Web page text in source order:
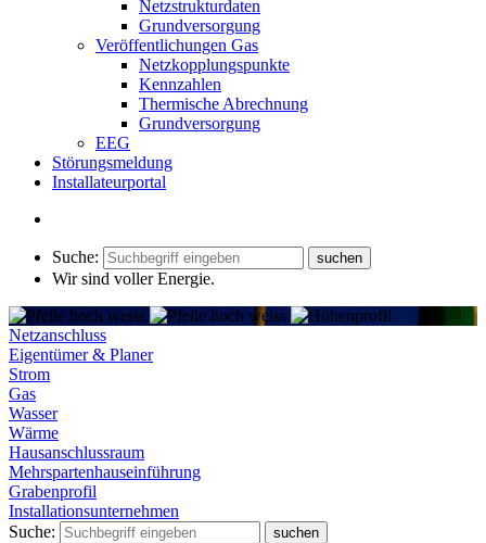
Netzstrukturdaten
Grundversorgung
Veröffentlichungen Gas
Netzkopplungspunkte
Kennzahlen
Thermische Abrechnung
Grundversorgung
EEG
Störungsmeldung
Installateurportal
Suche:
Wir sind voller Energie.
Netzanschluss
Eigentümer & Planer
Strom
Gas
Wasser
Wärme
Hausanschlussraum
Mehrspartenhauseinführung
Grabenprofil
Installationsunternehmen
Suche: